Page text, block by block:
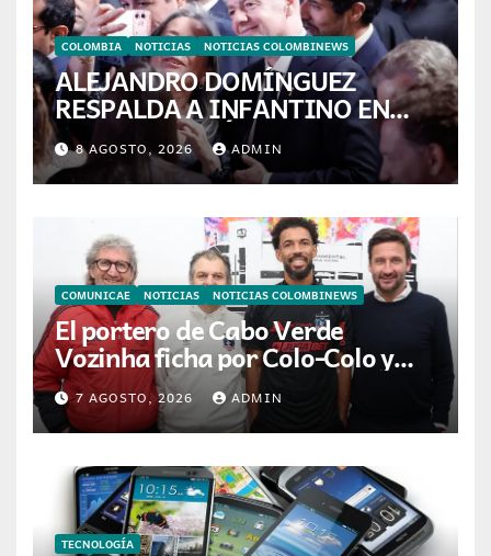
COLOMBIA NOTICIAS NOTICIAS COLOMBINEWS
ALEJANDRO DOMÍNGUEZ
RESPALDA A INFANTINO EN
CALI: «ES EL LÍDER DE LA
TRANSFORMACIÓN DEL
FÚTBOL»
8 AGOSTO, 2026 ADMIN
COMUNICAE NOTICIAS NOTICIAS COLOMBINEWS
El portero de Cabo Verde
Vozinha ficha por Colo-Colo y
JETOUR respalda su nueva
etapa
7 AGOSTO, 2026 ADMIN
TECNOLOGÍA